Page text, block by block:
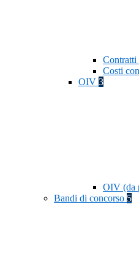
Contratti
Costi
OIV 3
OIV (da
Bandi di concorso 5